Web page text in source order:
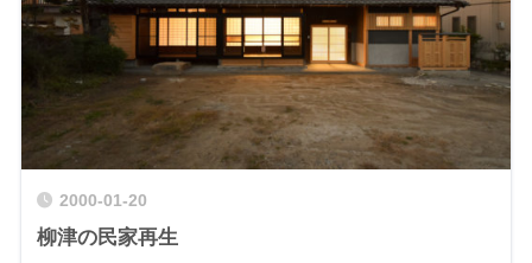
2000-01-20
柳津の民家再生